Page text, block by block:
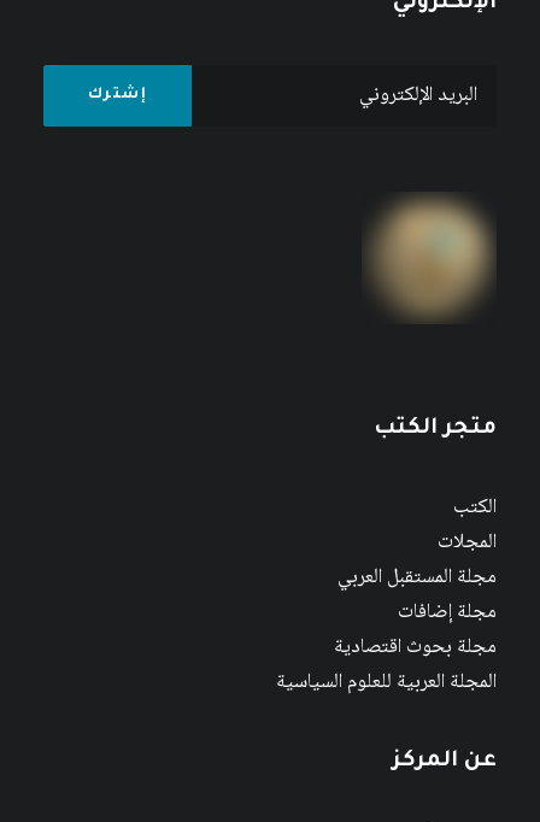
متجر الكتب
الكتب
المجلات
مجلة المستقبل العربي
مجلة إضافات
مجلة بحوث اقتصادية
المجلة العربية للعلوم السياسية
عن المركز